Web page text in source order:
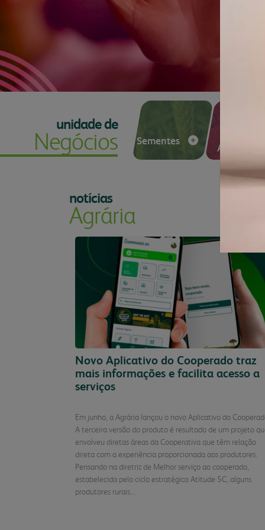
unidades
parceiros comerciais
unidade de
Negócios Sementes
Animal
notícias
Agrária
Novo Aplicativo do Cooperado traz
mais informações e facilita acesso a
serviços
Em junho, a Agrária lançou o novo Aplicativo do
A terceira versão do produto é resultado de um projeto
envolveu diretas áreas da Cooperativa que têm relação
direta com a experiência proporcionada aos produtores.
Pensando na diretriz de Melhor serviço ao cooperado,
estabelecida pelo ciclo estratégico Atitude 5C, alguns
produtores rurais...